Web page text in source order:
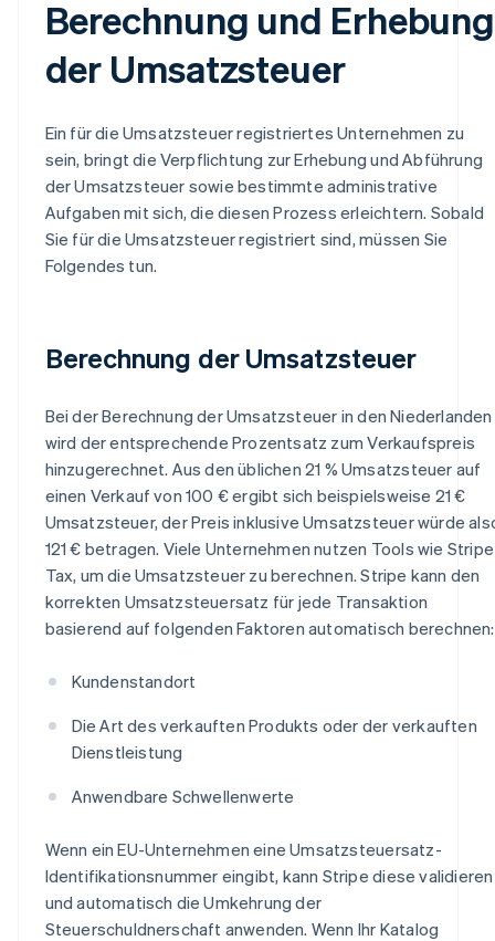
Berechnung und Erhebung
der Umsatzsteuer
Ein für die Umsatzsteuer registriertes Unternehmen zu
sein, bringt die Verpflichtung zur Erhebung und Abführung
der Umsatzsteuer sowie bestimmte administrative
Aufgaben mit sich, die diesen Prozess erleichtern. Sobald
Sie für die Umsatzsteuer registriert sind, müssen Sie
Folgendes tun.
Berechnung der Umsatzsteuer
Bei der Berechnung der Umsatzsteuer in den Niederlanden
wird der entsprechende Prozentsatz zum Verkaufspreis
hinzugerechnet. Aus den üblichen 21 % Umsatzsteuer auf
einen Verkauf von 100 € ergibt sich beispielsweise 21 €
Umsatzsteuer, der Preis inklusive Umsatzsteuer würde
121 € betragen. Viele Unternehmen nutzen Tools wie Stripe
Tax, um die Umsatzsteuer zu berechnen. Stripe kann den
korrekten Umsatzsteuersatz für jede Transaktion
basierend auf folgenden Faktoren automatisch berechnen:
Kundenstandort
Die Art des verkauften Produkts oder der verkauften
Dienstleistung
Anwendbare Schwellenwerte
Wenn ein EU-Unternehmen eine Umsatzsteuersatz-
Identifikationsnummer eingibt, kann Stripe diese validieren
und automatisch die Umkehrung der
Steuerschuldnerschaft anwenden. Wenn Ihr Katalog